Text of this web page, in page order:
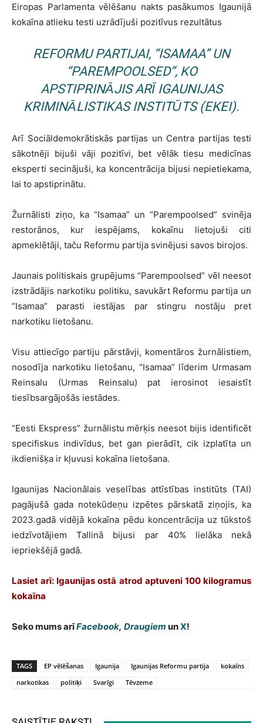
Eiropas Parlamenta vēlēšanu nakts pasākumos Igaunijā
kokaīna atlieku testi uzrādījuši pozitīvus rezultātus
REFORMU PARTIJAI, “ISAMAA” UN
“PAREMPOOLSED”, KO
APSTIPRINĀJIS ARĪ IGAUNIJAS
KRIMINĀLISTIKAS INSTITŪTS (EKEI).
Arī Sociāldemokrātiskās partijas un Centra partijas testi
sākotnēji bijuši vāji pozitīvi, bet vēlāk tiesu medicīnas
eksperti secinājuši, ka koncentrācija bijusi nepietiekama,
lai to apstiprinātu.
Žurnālisti ziņo, ka “Isamaa” un “Parempoolsed” svinēja
restorānos, kur iespējams, kokaīnu lietojuši citi
apmeklētāji, taču Reformu partija svinējusi savos birojos.
Jaunais politiskais grupējums “Parempoolsed” vēl neesot
izstrādājis narkotiku politiku, savukārt Reformu partija un
“Isamaa” parasti iestājas par stingru nostāju pret
narkotiku lietošanu.
Visu attiecīgo partiju pārstāvji, komentāros žurnālistiem,
nosodīja narkotiku lietošanu, “Isamaa” līderim Urmasam
Reinsalu (Urmas Reinsalu) pat ierosinot iesaistīt
tiesībsargājošās iestādes.
“Eesti Ekspress” žurnālistu mērķis neesot bijis identificēt
specifiskus indivīdus, bet gan pierādīt, cik izplatīta un
ikdienišķa ir kļuvusi kokaīna lietošana.
Igaunijas Nacionālais veselības attīstības institūts (TAI)
pagājušā gada notekūdeņu izpētes pārskatā ziņojis, ka
2023.gadā vidējā kokaīna pēdu koncentrācija uz tūkstoš
iedzīvotājiem Tallinā bijusi par 40% lielāka nekā
iepriekšējā gadā.
Lasiet arī: Igaunijas ostā atrod aptuveni 100 kilogramus
kokaīna
Seko mums arīFacebook, Draugiem unX!
TAGS EP vēlēšanas Igaunija Igaunijas Reformu partija
kokaīns
narkotikas
politiķi Svarīgi Tēvzeme